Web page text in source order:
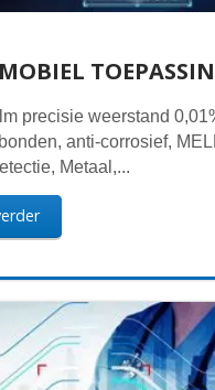
precisie weerstand
anti-corrosief,
Metaal,...